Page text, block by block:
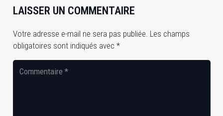
LAISSER UN COMMENTAIRE
Votre adresse e-mail ne sera pas publiée. Les champs
obligatoires sont indiqués avec *